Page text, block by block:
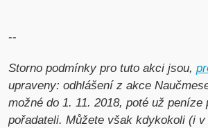
--
Storno podmínky pro tuto akci jsou,
upraveny: odhlášení z akce
možné do 1. 11. 2018, poté už peníze
pořadateli. Můžete však kdykokoli (i v